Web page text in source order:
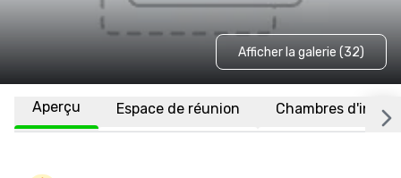
Afficher la galerie (32)
Aperçu Espace de réunion Chambres